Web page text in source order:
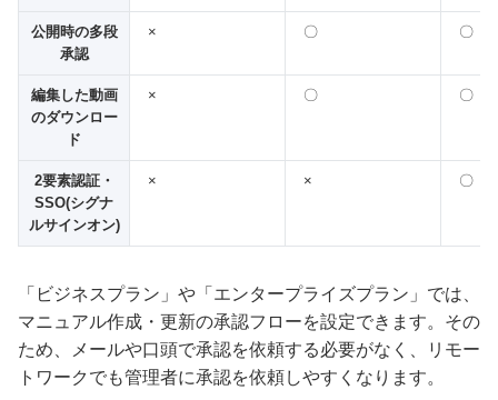
公開時の多段
承認
× 〇 〇
編集した動画
のダウンロー
ド
× 〇 〇
2要素認証・
SSO(シグナ
ルサインオン)
× × 〇
「ビジネスプラン」や「エンタープライズプラン」では、
マニュアル作成・更新の承認フローを設定できます。その
ため、メールや口頭で承認を依頼する必要がなく、リモー
トワークでも管理者に承認を依頼しやすくなります。